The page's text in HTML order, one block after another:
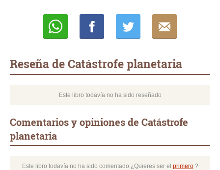
Reseña de Catástrofe planetaria
Este libro todavía no ha sido reseñado
Comentarios y opiniones de Catástrofe
planetaria
Este libro todavía no ha sido comentado ¿Quieres ser el primero?